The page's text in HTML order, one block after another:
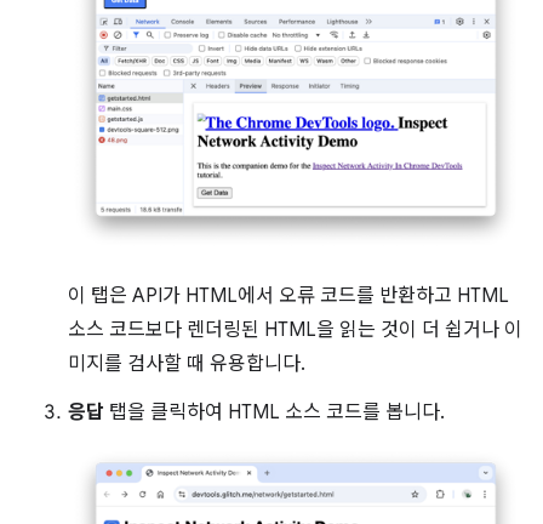
이 탭은 API가 HTML에서 오류 코드를 반환하고 HTML
소스 코드보다 렌더링된 HTML을 읽는 것이 더 쉽거나 이
미지를 검사할 때 유용합니다.
응답 탭을 클릭하여 HTML 소스 코드를 봅니다.